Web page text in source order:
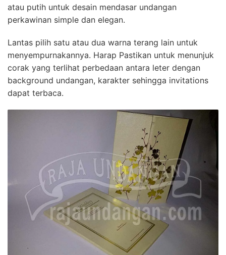
atau putih untuk desain mendasar undangan
perkawinan simple dan elegan.
Lantas pilih satu atau dua warna terang lain untuk
menyempurnakannya. Harap Pastikan untuk menunjuk
corak yang terlihat perbedaan antara leter dengan
background undangan, karakter sehingga invitations
dapat terbaca.